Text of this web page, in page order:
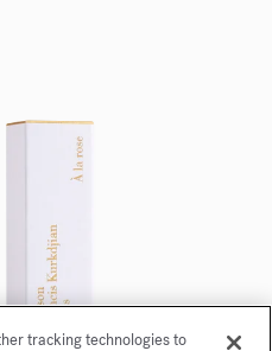
tracking technologies to